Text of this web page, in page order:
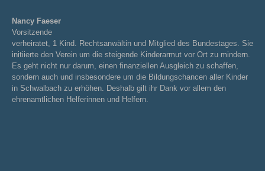
Nancy Faeser
Vorsitzende
verheiratet, 1 Kind. Rechtsanwältin und Mitglied des Bundestages. Sie
initiierte den Verein um die steigende Kinderarmut vor Ort zu mindern.
Es geht nicht nur darum, einen finanziellen Ausgleich zu schaffen,
sondern auch und insbesondere um die Bildungschancen aller Kinder
in Schwalbach zu erhöhen. Deshalb gilt ihr Dank vor allem den
ehrenamtlichen Helferinnen und Helfern.